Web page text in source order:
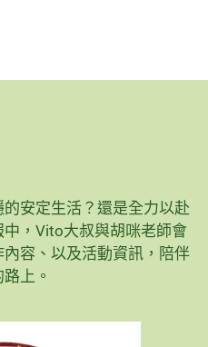
安定生活？還是全力以赴
，Vito大叔與胡咪老師會
容、以及活動資訊，陪伴
上。